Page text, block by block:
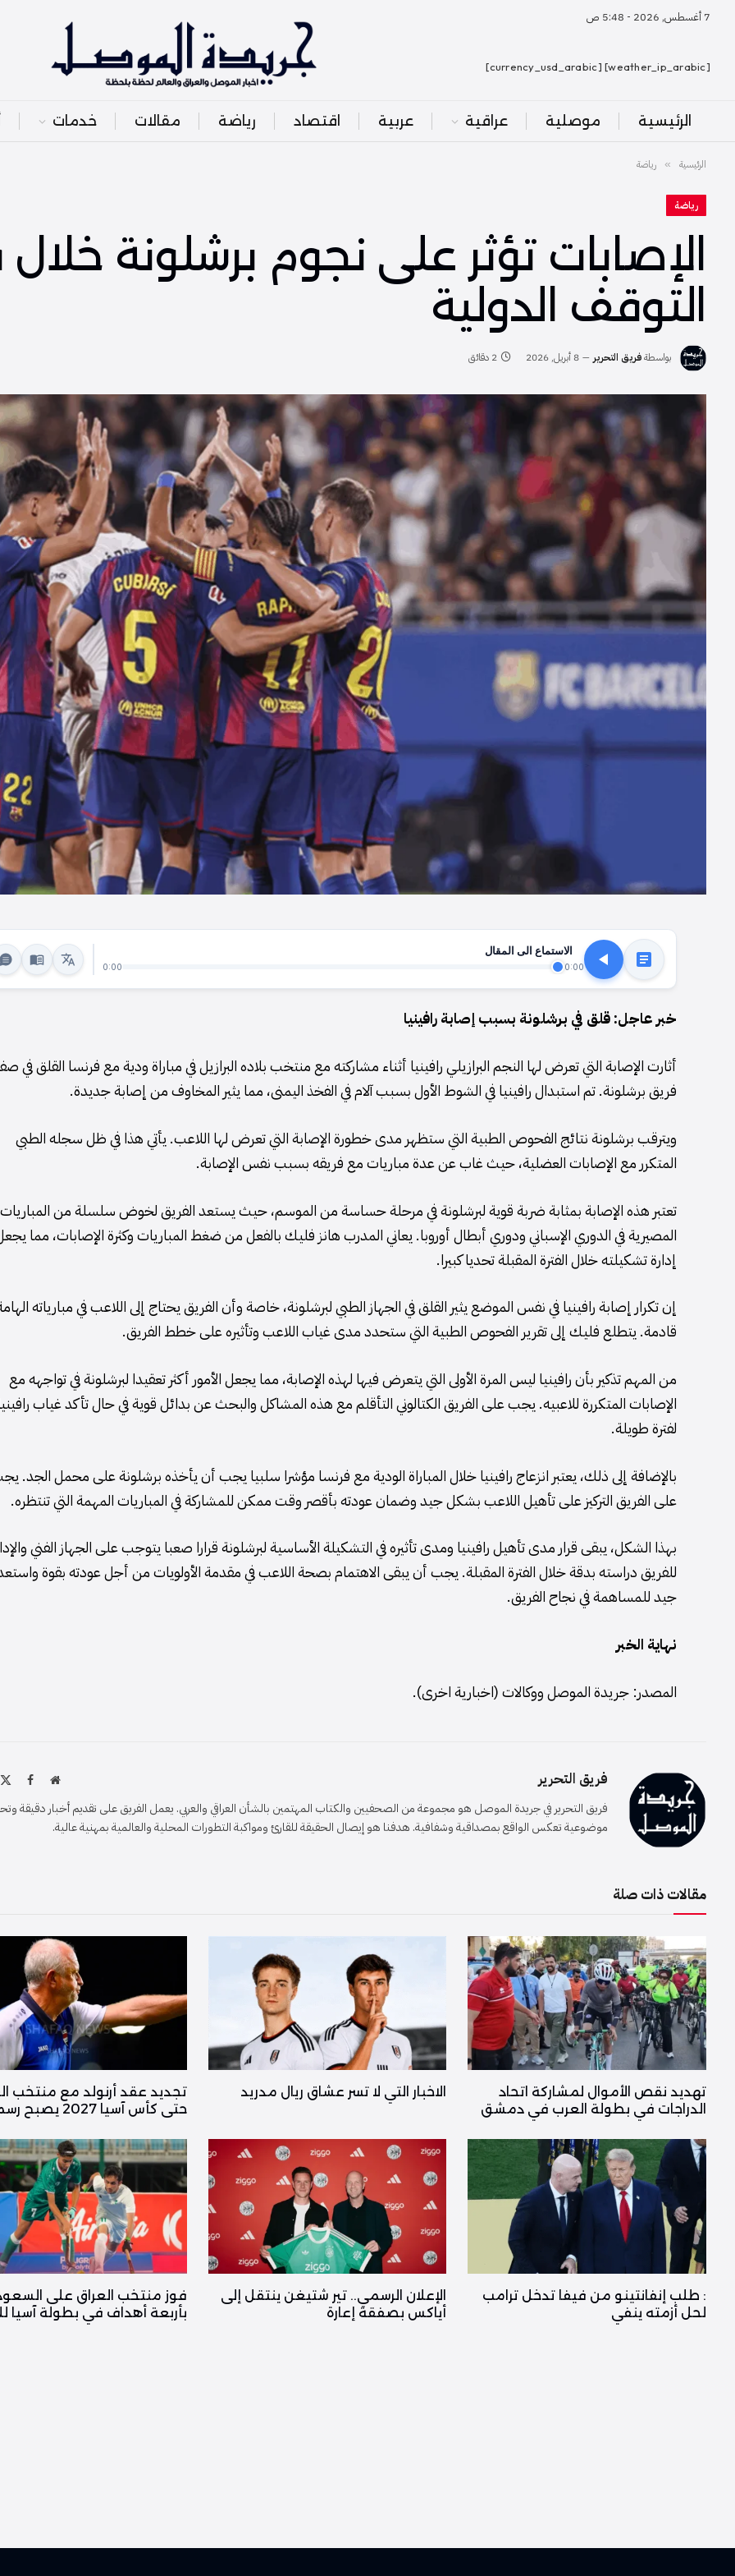
7 أغسطس, 2026 - 5:48 ص
[weather_ip_arabic] [currency_usd_arabic]
الرئيسية موصلية عراقية عربية اقتصاد رياضة مقالات خدمات
الرئيسية » رياضة
رياضة
الإصابات تؤثر على نجوم برشلونة خلال
التوقف الدولية
بواسطةفريق التحرير 8 أبريل, 2026 2 دقائق
الاستماع الى المقال
0:00
0:00
خبر عاجل: قلق في برشلونة بسبب إصابة رافينيا
أثارت الإصابة التي تعرض لها النجم البرازيلي رافينيا أثناء مشاركته مع منتخب بلاده البرازيل في مباراة ودية مع فرنسا القلق في
فريق برشلونة. تم استبدال رافينيا في الشوط الأول بسبب آلام في الفخذ اليمنى، مما يثير المخاوف من إصابة جديدة.
ويترقب برشلونة نتائج الفحوص الطبية التي ستظهر مدى خطورة الإصابة التي تعرض لها اللاعب. يأتي هذا في ظل سجله الطبي
المتكرر مع الإصابات العضلية، حيث غاب عن عدة مباريات مع فريقه بسبب نفس الإصابة.
تعتبر هذه الإصابة بمثابة ضربة قوية لبرشلونة في مرحلة حساسة من الموسم، حيث يستعد الفريق لخوض سلسلة من المباريات
المصيرية في الدوري الإسباني ودوري أبطال أوروبا. يعاني المدرب هانز فليك بالفعل من ضغط المباريات وكثرة الإصابات، مما
إدارة تشكيلته خلال الفترة المقبلة تحديا كبيرا.
إن تكرار إصابة رافينيا في نفس الموضع يثير القلق في الجهاز الطبي لبرشلونة، خاصة وأن الفريق يحتاج إلى اللاعب في مبارياته
قادمة. يتطلع فليك إلى تقرير الفحوص الطبية التي ستحدد مدى غياب اللاعب وتأثيره على خطط الفريق.
من المهم تذكير بأن رافينيا ليس المرة الأولى التي يتعرض فيها لهذه الإصابة، مما يجعل الأمور أكثر تعقيدا لبرشلونة في تواجهه مع
الإصابات المتكررة للاعبيه. يجب على الفريق الكتالوني التأقلم مع هذه المشاكل والبحث عن بدائل قوية في حال تأكد غياب
لفترة طويلة.
بالإضافة إلى ذلك، يعتبر انزعاج رافينيا خلال المباراة الودية مع فرنسا مؤشرا سلبيا يجب أن يأخذه برشلونة على محمل الجد.
على الفريق التركيز على تأهيل اللاعب بشكل جيد وضمان عودته بأقصر وقت ممكن للمشاركة في المباريات المهمة التي تنتظره.
بهذا الشكل، يبقى قرار مدى تأهيل رافينيا ومدى تأثيره في التشكيلة الأساسية لبرشلونة قرارا صعبا يتوجب على الجهاز الفني
للفريق دراسته بدقة خلال الفترة المقبلة. يجب أن يبقى الاهتمام بصحة اللاعب في مقدمة الأولويات من أجل عودته بقوة
جيد للمساهمة في نجاح الفريق.
نهاية الخبر
المصدر: جريدة الموصل ووكالات (اخبارية اخرى).
فريق التحرير
موقع
فريق التحرير في جريدة الموصل هو مجموعة من الصحفيين والكتاب المهتمين بالشأن العراقي والعربي. يعمل الفريق على تقديم أخبار دقيقة
موضوعية تعكس الواقع بمصداقية وشفافية. هدفنا هو إيصال الحقيقة للقارئ ومواكبة التطورات المحلية والعالمية بمهنية عالية.
مقالات ذات صلة
تهديد نقص الأموال لمشاركة اتحاد
الدراجات في بطولة العرب في دمشق
الاخبار التي لا تسر عشاق ريال مدريد
تجديد عقد أرنولد مع منتخب
حتى كأس آسيا 2027 يصبح رسمياً
: طلب إنفانتينو من فيفا تدخل ترامب
لحل أزمته ينفي
الإعلان الرسمي.. تير شتيغن ينتقل إلى
أياكس بصفقة إعارة
فوز منتخب العراق على
بأربعة أهداف في بطولة آسيا